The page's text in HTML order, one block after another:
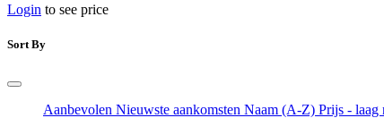
Login to see price
Sort By
Aanbevolen Nieuwste aankomsten Naam (A-Z) Prijs - laag